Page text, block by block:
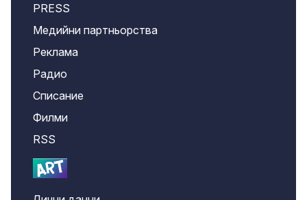
PRESS
Медийни партньорства
Реклама
Радио
Списание
Филми
RSS